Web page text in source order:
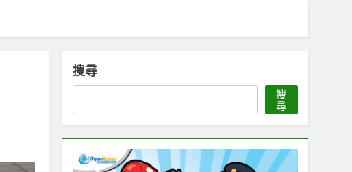
搜尋
搜
尋